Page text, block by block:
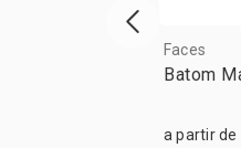
Faces
Batom
a partir de
vitrine de